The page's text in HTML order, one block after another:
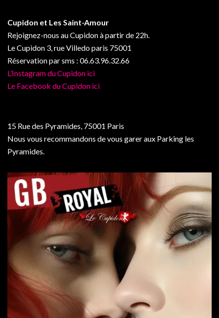
Cupidon et Les Saint-Amour
Rejoignez-nous au Cupidon à partir de 22h.
Le Cupidon 3, rue Villedo paris 75001
Réservation par sms : 06.63.96.32.66
L’Instagram du Cupidon ici
Le Facebook du Cupidon ici
15 Rue des Pyramides, 75001 Paris
Nous vous recommandons de vous garer aux Parking les
Pyramides.